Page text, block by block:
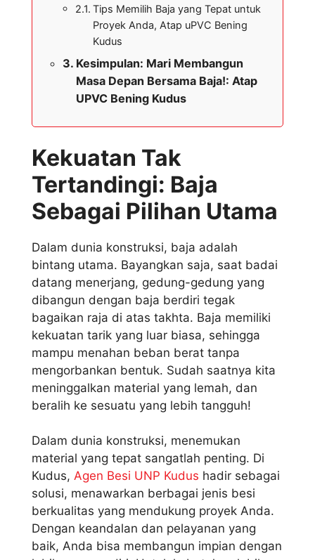
Tips Memilih Baja yang Tepat untuk
Proyek Anda, Atap uPVC Bening
Kudus
Kesimpulan: Mari Membangun
Masa Depan Bersama Baja!: Atap
UPVC Bening Kudus
Kekuatan Tak
Tertandingi: Baja
Sebagai Pilihan Utama
Dalam dunia konstruksi, baja adalah
bintang utama. Bayangkan saja, saat badai
datang menerjang, gedung-gedung yang
dibangun dengan baja berdiri tegak
bagaikan raja di atas takhta. Baja memiliki
kekuatan tarik yang luar biasa, sehingga
mampu menahan beban berat tanpa
mengorbankan bentuk. Sudah saatnya kita
meninggalkan material yang lemah, dan
beralih ke sesuatu yang lebih tangguh!
Dalam dunia konstruksi, menemukan
material yang tepat sangatlah penting. Di
Kudus, Agen Besi UNP Kudus hadir sebagai
solusi, menawarkan berbagai jenis besi
berkualitas yang mendukung proyek Anda.
Dengan keandalan dan pelayanan yang
baik, Anda bisa membangun impian dengan